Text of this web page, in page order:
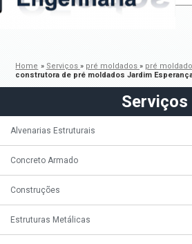
Home » Serviços » pré moldados» pré
construtora de pré moldados Jardim
Serviços
Alvenarias Estruturais
Concreto Armado
Construções
Estruturas Metálicas